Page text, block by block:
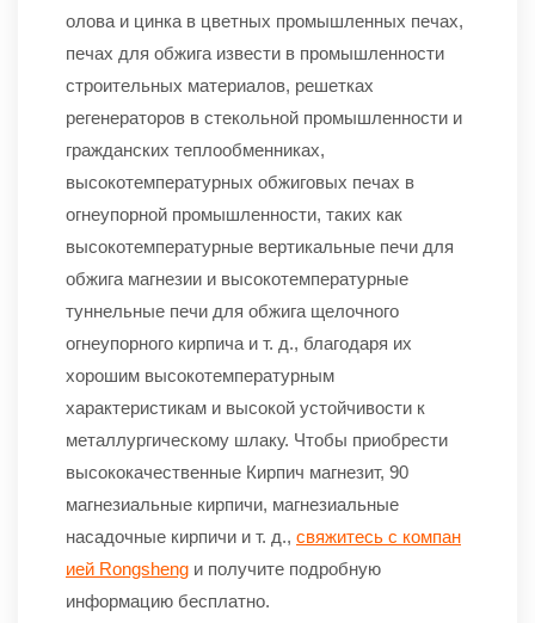
олова и цинка в цветных промышленных печах,
печах для обжига извести в промышленности
строительных материалов, решетках
регенераторов в стекольной промышленности и
гражданских теплообменниках,
высокотемпературных обжиговых печах в
огнеупорной промышленности, таких как
высокотемпературные вертикальные печи для
обжига магнезии и высокотемпературные
туннельные печи для обжига щелочного
огнеупорного кирпича и т. д., благодаря их
хорошим высокотемпературным
характеристикам и высокой устойчивости к
металлургическому шлаку. Чтобы приобрести
высококачественные Кирпич магнезит, 90
магнезиальные кирпичи, магнезиальные
насадочные кирпичи и т. д., свяжитесь с компан
ией Rongsheng и получите подробную
информацию бесплатно.